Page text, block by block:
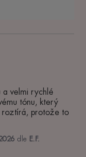
a velmi rychlé
tónu, který
roztírá, protože to
dle E.F.